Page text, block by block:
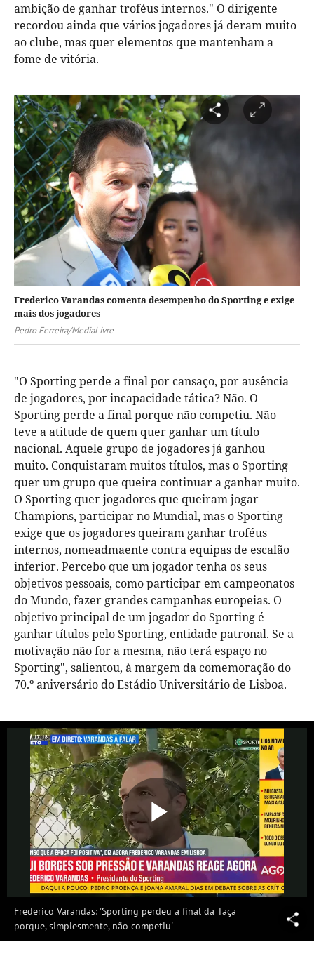
ambição de ganhar troféus internos." O dirigente
recordou ainda que vários jogadores já deram muito
ao clube, mas quer elementos que mantenham a
fome de vitória.
Frederico Varandas comenta desempenho do Sporting e exige
mais dos jogadores
Pedro Ferreira/MediaLivre
"O Sporting perde a final por cansaço, por ausência
de jogadores, por incapacidade tática? Não. O
Sporting perde a final porque não competiu. Não
teve a atitude de quem quer ganhar um título
nacional. Aquele grupo de jogadores já ganhou
muito. Conquistaram muitos títulos, mas o Sporting
quer um grupo que queira continuar a ganhar muito.
O Sporting quer jogadores que queiram jogar
Champions, participar no Mundial, mas o Sporting
exige que os jogadores queiram ganhar troféus
internos, nomeadmaente contra equipas de escalão
inferior. Percebo que um jogador tenha os seus
objetivos pessoais, como participar em campeonatos
do Mundo, fazer grandes campanhas europeias. O
objetivo principal de um jogador do Sporting é
ganhar títulos pelo Sporting, entidade patronal. Se a
motivação não for a mesma, não terá espaço no
Sporting", salientou, à margem da comemoração do
70.º aniversário do Estádio Universitário de Lisboa.
Vídeo
Frederico Varandas: 'Sporting perdeu a final da Taça
porque, simplesmente, não competiu'